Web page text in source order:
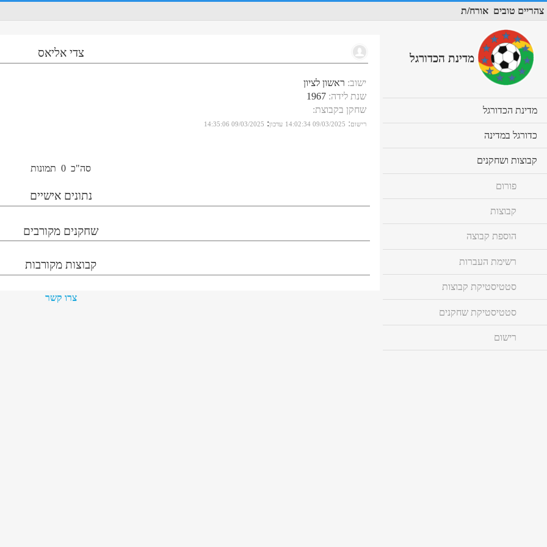
צהריים טובים אורח/ת
צדי אליאס
ישוב: ראשון לציון
שנת לידה:
1967
שחקן בקבוצת:
רישום:
09/03/2025 14:02:34 עדכון:
09/03/2025 14:35:06
סה"כ 0 תמונות
נתונים אישיים
שחקנים מקורבים
קבוצות מקורבות
צרו קשר
מדינת הכדורגל
מדינת הכדורגל
to
כדורגל במדינה
to
קבוצות ושחקנים
to
פורום
קבוצות
הוספת קבוצה
רשימת העברות
סטטיסטיקת קבוצות
סטטיסטיקת שחקנים
רישום